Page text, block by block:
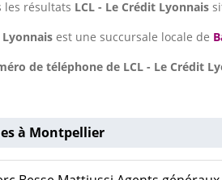
les résultats LCL - Le Crédit Lyonnais
Lyonnais est une succursale locale de
de téléphone de LCL - Le Crédit
à Montpellier